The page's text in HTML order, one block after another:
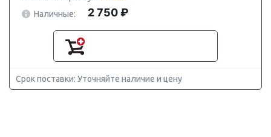
Наличные:
2 750 ₽
Срок поставки: Уточняйте наличие и цену